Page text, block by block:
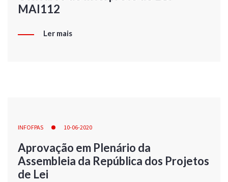
MAI112
Ler mais
INFOFPAS 10-06-2020
Aprovação em Plenário da
Assembleia da República dos Projetos
de Lei